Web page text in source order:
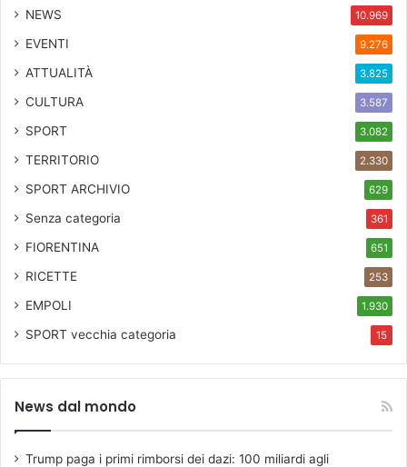
NEWS 10.969
EVENTI 9.276
ATTUALITÀ 3.825
CULTURA 3.587
SPORT 3.082
TERRITORIO 2.330
SPORT ARCHIVIO 629
Senza categoria 361
FIORENTINA 651
RICETTE 253
EMPOLI 1.930
SPORT vecchia categoria 15
News dal mondo
Trump paga i primi rimborsi dei dazi: 100 miliardi agli